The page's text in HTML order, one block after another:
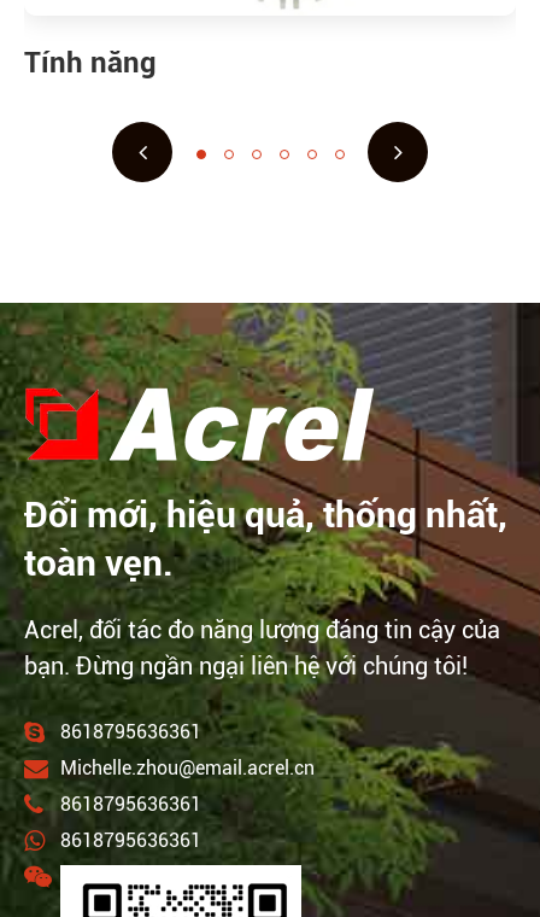
Tính năng
Đổi mới, hiệu quả, thống nhất,
toàn vẹn.
Acrel, đối tác đo năng lượng đáng tin cậy của
bạn. Đừng ngần ngại liên hệ với chúng tôi!
8618795636361
Michelle.zhou@email.acrel.cn
8618795636361
8618795636361